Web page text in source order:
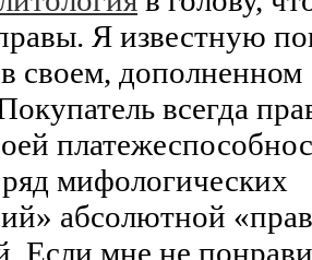
Я известную
своем, дополненном
всегда
мифологических
абсолютной
Если мне не